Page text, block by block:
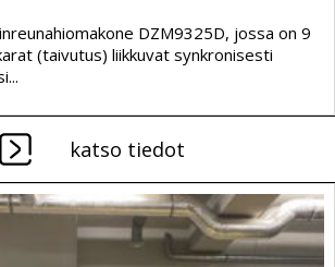
DZM9325D, jossa on 9
(taivutus) liikkuvat synkronisesti
katso tiedot